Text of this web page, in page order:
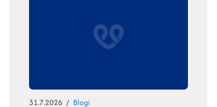
Julkaistu
31.7.2026 Kategoriat
Blogi